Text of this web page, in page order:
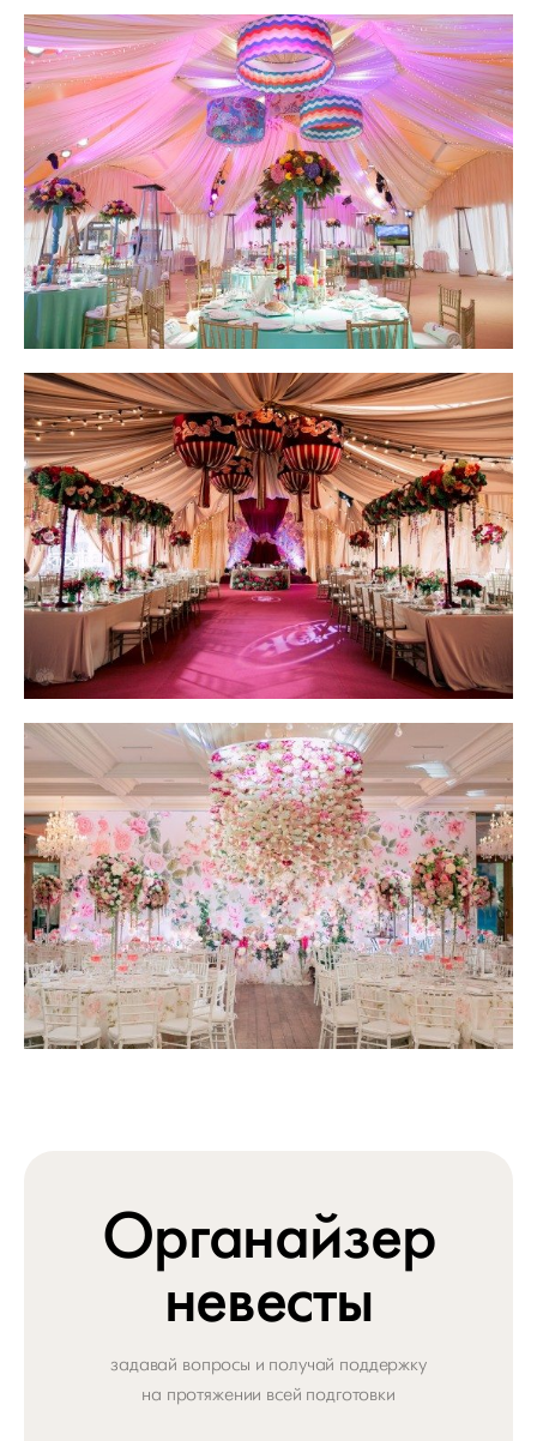
Органайзер
невесты
задавай вопросы и получай поддержку
на протяжении всей подготовки